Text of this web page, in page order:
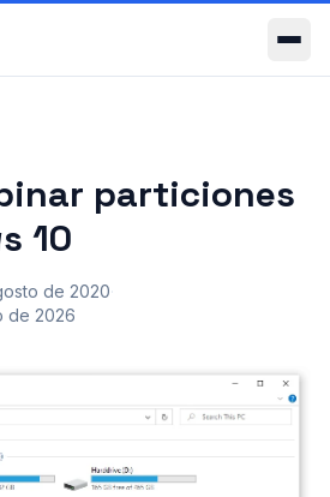
particiones
10
de 2020·
de 2026